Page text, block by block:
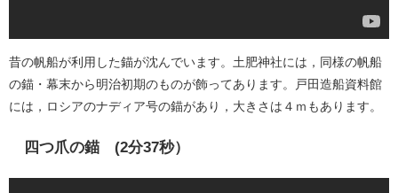
昔の帆船が利用した錨が沈んでいます。土肥神社には，同様の帆船
の錨・幕末から明治初期のものが飾ってあります。戸田造船資料館
には，ロシアのナディア号の錨があり，大きさは４ｍもあります。
四つ爪の錨 (2分37秒）